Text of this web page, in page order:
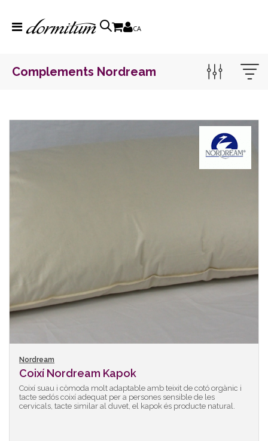
CA
Complements Nordream
Nordream
Coixí Nordream Kapok
Coixí suau i còmoda molt adaptable amb teixit de cotó orgànic i
tacte sedós coixí adequat per a persones sensible de les
cervicals, tacte similar al duvet, el kapok és producte natural.